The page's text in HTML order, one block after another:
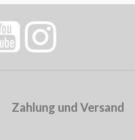
Zahlung und Versand